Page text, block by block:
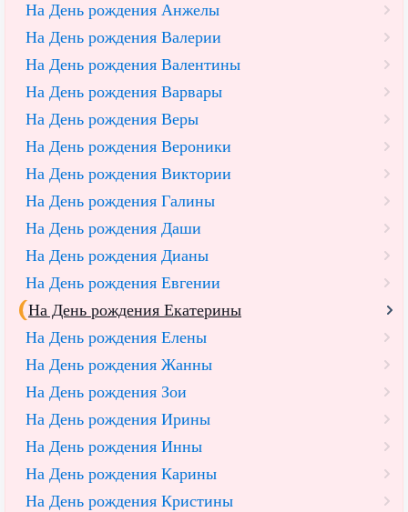
На День рождения Анжелы
На День рождения Валерии
На День рождения Валентины
На День рождения Варвары
На День рождения Веры
На День рождения Вероники
На День рождения Виктории
На День рождения Галины
На День рождения Даши
На День рождения Дианы
На День рождения Евгении
На День рождения Екатерины
На День рождения Елены
На День рождения Жанны
На День рождения Зои
На День рождения Ирины
На День рождения Инны
На День рождения Карины
На День рождения Кристины